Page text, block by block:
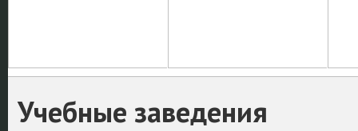
Учебные заведения